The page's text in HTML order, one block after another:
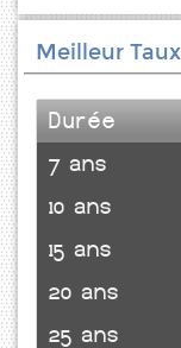
Meilleur
Durée
7 ans
10 ans
15 ans
20 ans
25 ans